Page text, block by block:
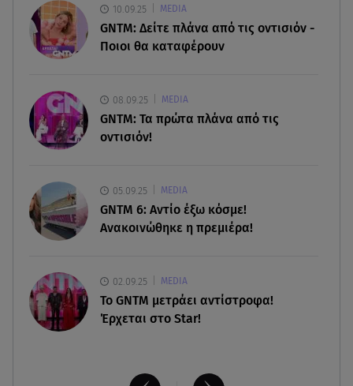
08.08.26 , 22:33
Αλεξανδρούπολη: Ανασύρθηκε χωρίς τις
αισθήσεις του ηλικιωμένος από πηγάδι
Θεσσαλονίκη: Τρύπησαν με τρυπάνι και
δηλητηρίασαν δύο δέντρα
ανθρωποκτονία από αμέλεια
10.09.25 MEDIA
GNTM: Δείτε πλάνα από τις οντισιόν -
Ποιοι θα καταφέρουν
08.09.25 MEDIA
GNTM: Τα πρώτα πλάνα από τις
οντισιόν!
05.09.25 MEDIA
GNTM 6: Αντίο έξω κόσμε!
Ανακοινώθηκε η πρεμιέρα!
02.09.25 MEDIA
Το GNTM μετράει αντίστροφα!
Έρχεται στο Star!